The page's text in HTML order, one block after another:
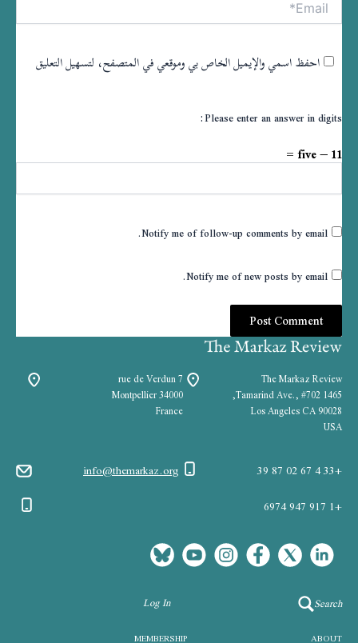
احفظ اسمي والإيميل الخاص بي وموقعي في المتصفح، لتسهيل التعليق
Please enter an answer in digits:
11 − five =
Notify me of follow-up comments by email.
Notify me of new posts by email.
The Markaz Review
1465 Tamarind Ave., #702,
Los Angeles CA 90028
USA
7 rue de Verdun
34000 Montpellier
France
info@themarkaz.org
+33 4 67 02 87 39
+1 917 947 6974
Search
Log In
ABOUT
MEMBERSHIP